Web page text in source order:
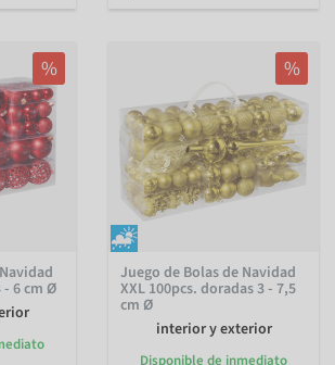
%
- 6 cm Ø
%
Juego de Bolas de Navidad
XXL 100pcs. doradas 3 - 7,5
cm Ø
interior y exterior
Disponible de inmediato